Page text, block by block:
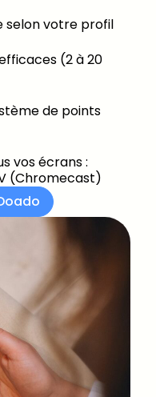
selon votre profil
(2 à 20
de points
vos écrans :
(Chromecast)